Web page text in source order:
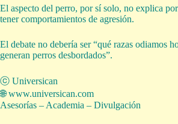
El aspecto del perro, por sí solo, no explica
tener comportamientos de agresión.
El debate no debería ser “qué razas odiamos
generan perros desbordados”.
ⓒ Universican
🌐 www.universican.com
Asesorías – Academia – Divulgación